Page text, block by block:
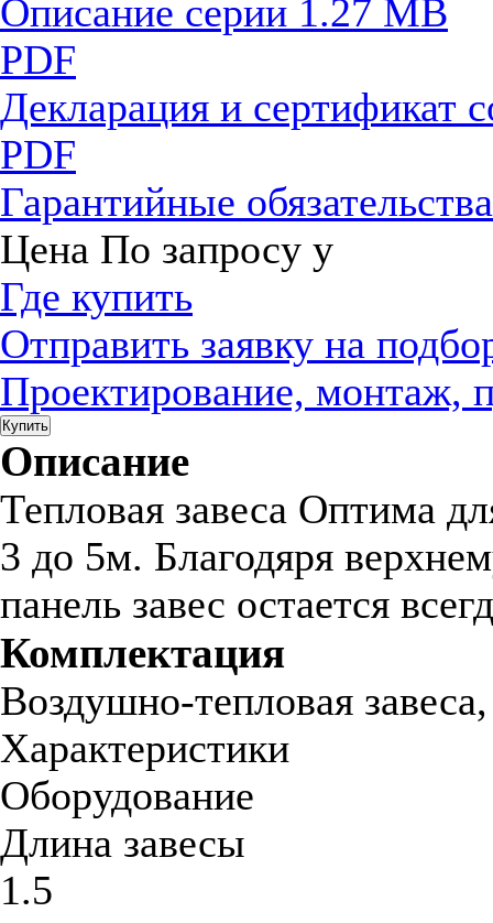
Описание серии 1.27 MB
PDF
Декларация и сертификат
PDF
Гарантийные
Цена По запросу у
Где купить
Отправить заявку на
Проектирование, монтаж,
Купить
Описание
Тепловая завеса Оптима
3 до 5м. Благодяря
панель завес остается
Комплектация
Воздушно-тепловая
Характеристики
Оборудование
Длина завесы
1.5